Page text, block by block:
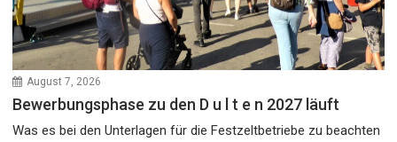
August 7, 2026
Bewerbungsphase zu den D u l t e n 2027 läuft
Was es bei den Unterlagen für die Festzeltbetriebe zu beachten